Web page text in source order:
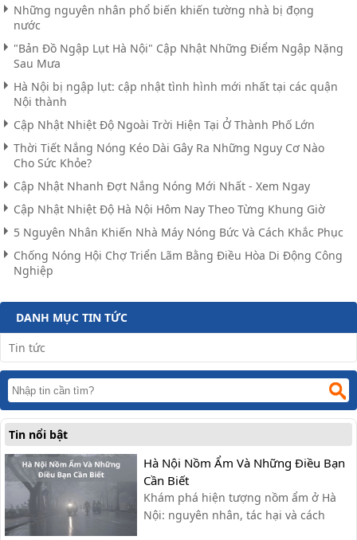
Những nguyên nhân phổ biến khiến tường nhà bị đọng
nước
"Bản Đồ Ngập Lụt Hà Nội" Cập Nhật Những Điểm Ngập Nặng
Sau Mưa
Hà Nội bị ngập lụt: cập nhật tình hình mới nhất tại các quận
Nội thành
Cập Nhật Nhiệt Độ Ngoài Trời Hiện Tại Ở Thành Phố Lớn
Thời Tiết Nắng Nóng Kéo Dài Gây Ra Những Nguy Cơ Nào
Cho Sức Khỏe?
Cập Nhật Nhanh Đợt Nắng Nóng Mới Nhất - Xem Ngay
Cập Nhật Nhiệt Độ Hà Nội Hôm Nay Theo Từng Khung Giờ
5 Nguyên Nhân Khiến Nhà Máy Nóng Bức Và Cách Khắc Phục
Chống Nóng Hội Chợ Triển Lãm Bằng Điều Hòa Di Động Công
Nghiệp
DANH MỤC TIN TỨC
Tin tức
Tin nổi bật
Hà Nội Nồm Ẩm Và Những Điều Bạn
Cần Biết
Khám phá hiện tượng nồm ẩm ở Hà
Nội: nguyên nhân, tác hại và cách